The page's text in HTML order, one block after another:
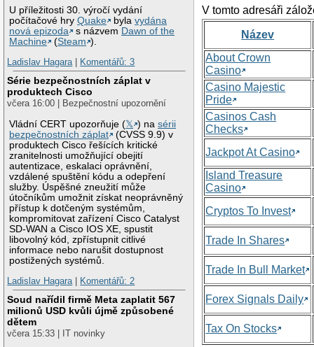
U příležitosti 30. výročí vydání
počítačové hryQuake bylavydána
nová epizoda
s názvem Dawn of the
Machine
(Steam ).
Ladislav Hagara| Komentářů: 3
Série bezpečnostních záplat v
produktech Cisco
včera 16:00 | Bezpečnostní upozornění
Vládní CERT upozorňuje (𝕏 ) nasérii
bezpečnostních záplat
(CVSS 9.9) v
produktech Cisco řešících kritické
zranitelnosti umožňující obejití
autentizace, eskalaci oprávnění,
vzdálené spuštění kódu a odepření
služby. Úspěšné zneužití může
útočníkům umožnit získat neoprávněný
přístup k dotčeným systémům,
kompromitovat zařízení Cisco Catalyst
SD-WAN a Cisco IOS XE, spustit
libovolný kód, zpřístupnit citlivé
informace nebo narušit dostupnost
postižených systémů.
Ladislav Hagara| Komentářů: 2
Soud nařídil firmě Meta zaplatit 567
milionů USD kvůli újmě způsobené
dětem
včera 15:33 | IT novinky
V tomto adresáři
Název
About Crown
Casino
Casino Majestic
Pride
Casinos Cash
Checks
Jackpot At Casino
Island Treasure
Casino
Cryptos To Invest
Trade In Shares
Trade In Bull Market
Forex Signals Daily
Tax On Stocks